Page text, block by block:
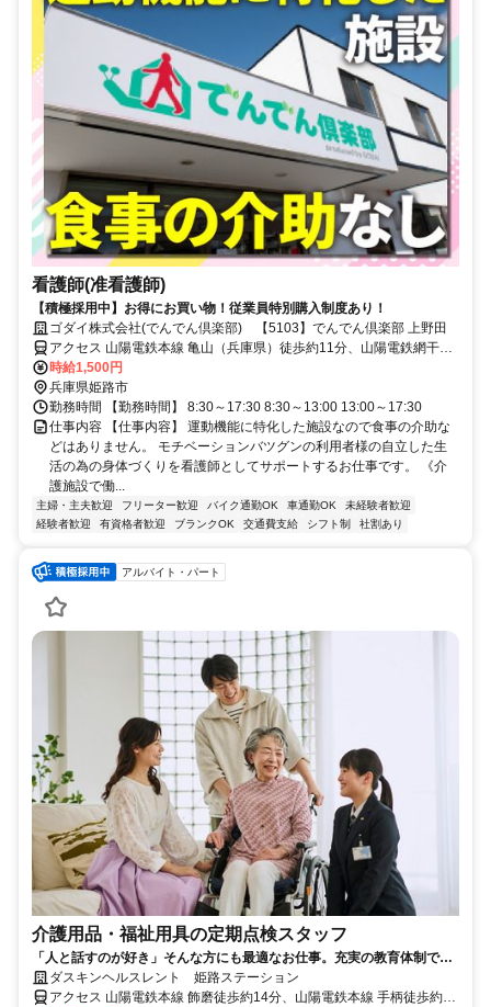
看護師(准看護師)
【積極採用中】お得にお買い物！従業員特別購入制度あり！
ゴダイ株式会社(でんでん倶楽部) 【5103】でんでん倶楽部 上野田
アクセス 山陽電鉄本線 亀山（兵庫県）徒歩約11分、山陽電鉄網干線
飾磨徒歩約19分、山陽電鉄本線 手柄徒歩約21分 山陽電鉄「亀山」駅
より徒歩10分
時給1,500円
兵庫県姫路市
勤務時間 【勤務時間】 8:30～17:30 8:30～13:00 13:00～17:30
仕事内容 【仕事内容】 運動機能に特化した施設なので食事の介助な
どはありません。 モチベーションバツグンの利用者様の自立した生
活の為の身体づくりを看護師としてサポートするお仕事です。 《介
護施設で働...
主婦・主夫歓迎 フリーター歓迎 バイク通勤OK 車通勤OK
未経験者歓迎
経験者歓迎
有資格者歓迎 ブランクOK 交通費支給 シフト制 社割あり
アルバイト・パート
介護用品・福祉用具の定期点検スタッフ
「人と話すのが好き」そんな方にも最適なお仕事。充実の教育体制で一
人前になるまでしっかり育てます。
ダスキンヘルスレント 姫路ステーション
アクセス 山陽電鉄本線 飾磨徒歩約14分、山陽電鉄本線 手柄徒歩約15